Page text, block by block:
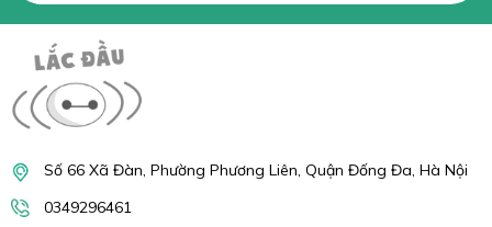
Số 66 Xã Đàn, Phường Phương Liên, Quận Đống Đa, Hà Nội
0349296461